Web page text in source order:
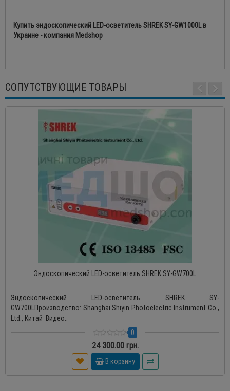
Купить эндоскопический LED-осветитель SHREK SY-GW1000L в
Украине - компания Medshop
СОПУТСТВУЮЩИЕ ТОВАРЫ
Эндоскопический LED-осветитель SHREK SY-GW700L
Эндоскопический LED-осветитель SHREK SY-
GW700LПроизводство: Shanghai Shiyin Photoelectric Instrument Co.,
Ltd., Китай Видео..
0
24 300.00 грн.
В корзину